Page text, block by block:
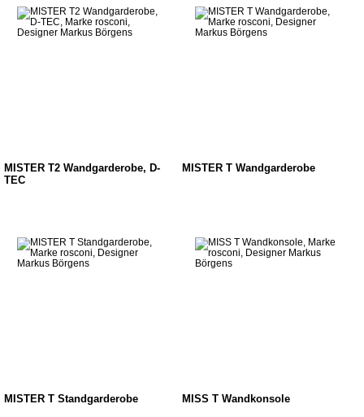
MISTER T2 Wandgarderobe, D-
TEC
MISTER T Wandgarderobe
MISTER T Standgarderobe MISS T Wandkonsole